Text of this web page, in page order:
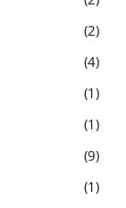
2
4
1
1
9
1